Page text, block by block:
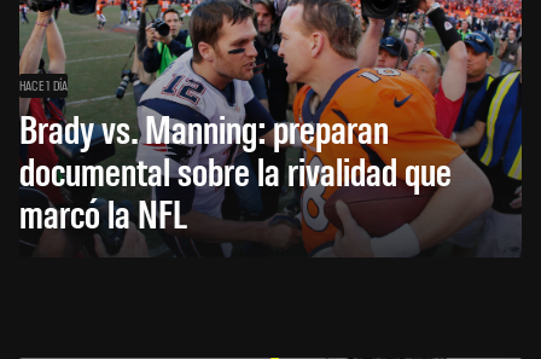
HACE 1 DÍA
Brady vs. Manning: preparan
documental sobre la rivalidad que
marcó la NFL